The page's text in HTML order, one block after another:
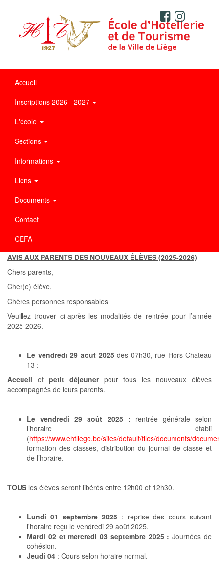
Accueil
Inscriptions 2026 - 2027
L'école
Sections
Informations
Liens
Documents
Contact
CEFA
AVIS AUX PARENTS DES NOUVEAUX ÉLÈVES (2025-2026)
Chers parents,
Cher(e) élève,
Chères personnes responsables,
Veuillez trouver ci-après les modalités de rentrée pour l’année
2025-2026.
Le vendredi 29 août 2025dès 07h30, rue Hors-Château
13 :
Accueil et petit déjeunerpour tous les nouveaux élèves
accompagnés de leurs parents.
Le vendredi 29 août 2025 : rentrée générale selon
l’horaire établi
(https://www.ehtliege.be/sites/default/files/documents/
formation des classes, distribution du journal de classe et
de l’horaire.
TOUS les élèves seront libérés entre 12h00 et 12h30.
Lundi 01 septembre 2025 : reprise des cours suivant
l'horaire reçu le vendredi 29 août 2025.
Mardi 02 et mercredi 03 septembre 2025 :Journées de
cohésion.
Jeudi 04 : Cours selon horaire normal.